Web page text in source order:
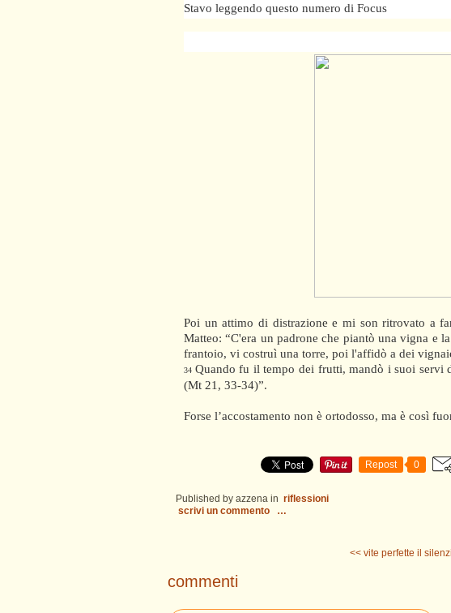
Stavo leggendo questo numero di Focus
Poi un attimo di distrazione e mi son ritrovato a
Matteo: “C'era un padrone che piantò una vigna e
frantoio, vi costruì una torre, poi l'affidò a dei
34 Quando fu il tempo dei frutti, mandò i suoi servi
(Mt 21, 33-34)”.
Forse l’accostamento non è ortodosso, ma è così
Repost 0
Published by azzena in riflessioni
scrivi un commento
…
<< vite perfette il
commenti